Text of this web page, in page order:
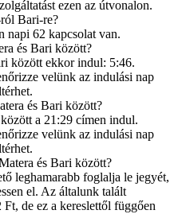
ezen az útvonalon.
Bari-re?
napi 62 kapcsolat van.
és Bari között?
között ekkor indul: 5:46.
velünk az indulási nap
és Bari között?
a 21:29 címen indul.
velünk az indulási nap
és Bari között?
leghamarabb foglalja le jegyét,
el. Az általunk talált
de ez a kereslettől függően